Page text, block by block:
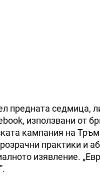
предната седмица,
използвани от
кампания на
практики и
изявление.